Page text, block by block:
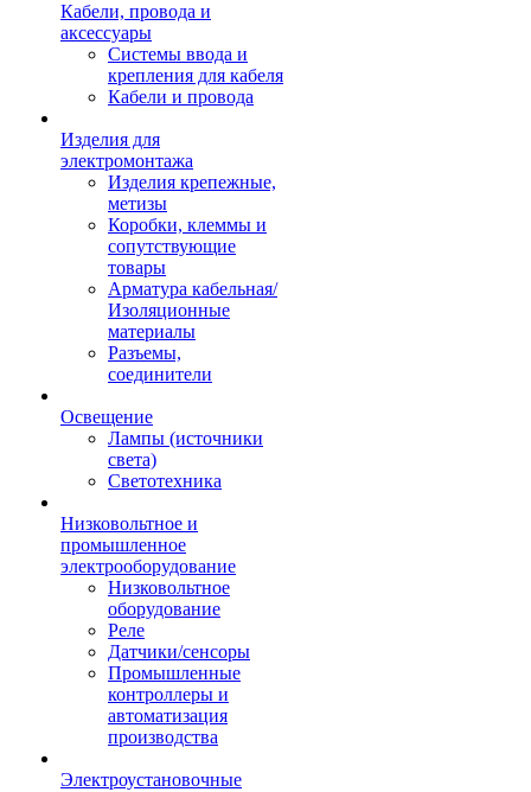
Кабели, провода и
аксессуары
Системы ввода и
крепления для кабеля
Кабели и провода
Изделия для
электромонтажа
Изделия крепежные,
метизы
Коробки, клеммы и
сопутствующие
товары
Арматура кабельная/
Изоляционные
материалы
Разъемы,
соединители
Освещение
Лампы (источники
света)
Светотехника
Низковольтное и
промышленное
электрооборудование
Низковольтное
оборудование
Реле
Датчики/сенсоры
Промышленные
контроллеры и
автоматизация
производства
Электроустановочные